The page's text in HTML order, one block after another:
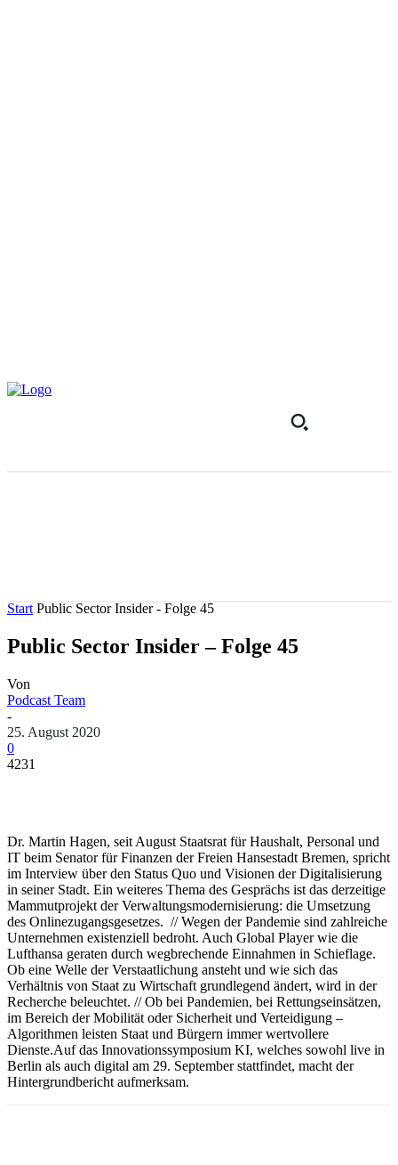
Start Public Sector Insider - Folge 45
Public Sector Insider – Folge 45
Von
Podcast Team
-
25. August 2020
0
4231
Dr. Martin Hagen, seit August Staatsrat für Haushalt, Personal und
IT beim Senator für Finanzen der Freien Hansestadt Bremen, spricht
im Interview über den Status Quo und Visionen der Digitalisierung
in seiner Stadt. Ein weiteres Thema des Gesprächs ist das derzeitige
Mammutprojekt der Verwaltungsmodernisierung: die Umsetzung
des Onlinezugangsgesetzes. // Wegen der Pandemie sind zahlreiche
Unternehmen existenziell bedroht. Auch Global Player wie die
Lufthansa geraten durch wegbrechende Einnahmen in Schieflage.
Ob eine Welle der Verstaatlichung ansteht und wie sich das
Verhältnis von Staat zu Wirtschaft grundlegend ändert, wird in der
Recherche beleuchtet. // Ob bei Pandemien, bei Rettungseinsätzen,
im Bereich der Mobilität oder Sicherheit und Verteidigung –
Algorithmen leisten Staat und Bürgern immer wertvollere
Dienste.Auf das Innovationssymposium KI, welches sowohl live in
Berlin als auch digital am 29. September stattfindet, macht der
Hintergrundbericht aufmerksam.